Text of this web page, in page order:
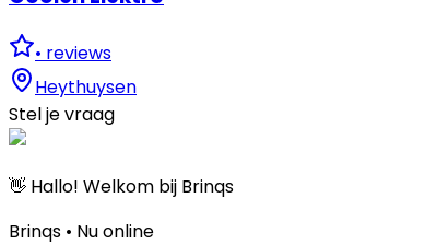
• reviews
Heythuysen
Stel je vraag
👋 Hallo! Welkom bij Brinqs
Brinqs • Nu online